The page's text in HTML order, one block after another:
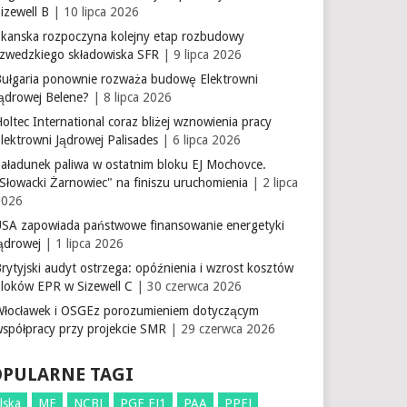
B | 10 lipca 2026
rozpoczyna kolejny etap rozbudowy
składowiska SFR | 9 lipca 2026
ponownie rozważa budowę Elektrowni
Belene? | 8 lipca 2026
International coraz bliżej wznowienia pracy
Jądrowej Palisades | 6 lipca 2026
paliwa w ostatnim bloku EJ Mochovce.
Żarnowiec" na finiszu uruchomienia | 2 lipca
zapowiada państwowe finansowanie energetyki
| 1 lipca 2026
audyt ostrzega: opóźnienia i wzrost kosztów
EPR w Sizewell C | 30 czerwca 2026
i OSGEz porozumieniem dotyczącym
przy projekcie SMR | 29 czerwca 2026
TAGI
ME NCBJ PGE EJ1 PAA PPEJ